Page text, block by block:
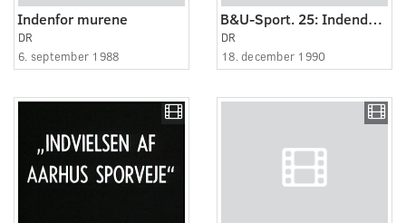
Indenfor murene
DR
6. september 1988
B&U-Sport. 25: Indendørs hockey.
DR
18. december 1990